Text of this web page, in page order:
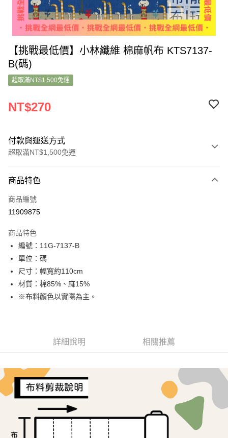
【挑戰最低價】小林纖維 棉麻帆布 KTS7137-
B(碼)
超取滿NT$1,500免運
NT$270
付款與運送方式
超取滿NT$1,500免運
信用卡一次付款
超商取貨付款
Apple Pay
Google Pay
ATM付款
每筆NT$65，滿NT$1,500(含以上)免運費
每筆NT$65，滿NT$1,500(含以上)免運費
宅配
離島宅配
每筆NT$240
商品特色
商品編號
11909875
商品特色
編號：11G-7137-B
單位：碼
尺寸：幅寬約110cm
材質：棉85%、麻15%
※布料顏色以實際為主。
詳細說明 相關推薦